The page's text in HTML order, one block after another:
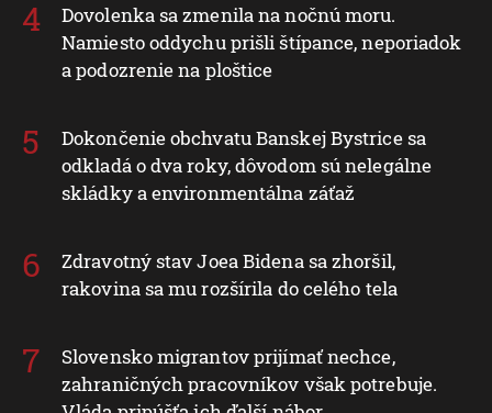
Dovolenka sa zmenila na nočnú moru.
Namiesto oddychu prišli štípance, neporiadok
a podozrenie na ploštice
Dokončenie obchvatu Banskej Bystrice sa
odkladá o dva roky, dôvodom sú nelegálne
skládky a environmentálna záťaž
Zdravotný stav Joea Bidena sa zhoršil,
rakovina sa mu rozšírila do celého tela
Slovensko migrantov prijímať nechce,
zahraničných pracovníkov však potrebuje.